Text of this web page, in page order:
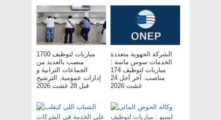
مباريات لتوظيف 1700
منصب بالعديد من
الجماعات الترابية و
إدارات عمومية. الترشيح
قبل 28 غشت 2026
الشركة الجهوية متعددة
الخدمات سوس ماسة :
مباريات لتوظيف 174
مناصب. آخر أجل 24
غشت 2026